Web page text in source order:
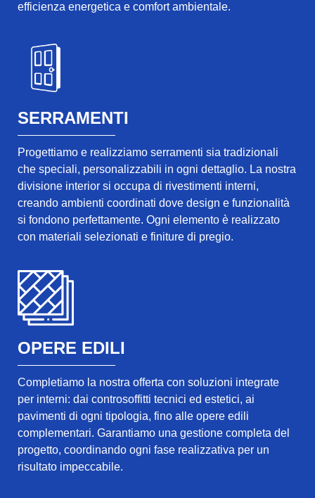
efficienza energetica e comfort ambientale.
SERRAMENTI
Progettiamo e realizziamo serramenti sia tradizionali
che speciali, personalizzabili in ogni dettaglio. La nostra
divisione interior si occupa di rivestimenti interni,
creando ambienti coordinati dove design e funzionalità
si fondono perfettamente. Ogni elemento è realizzato
con materiali selezionati e finiture di pregio.
OPERE EDILI
Completiamo la nostra offerta con soluzioni integrate
per interni: dai controsoffitti tecnici ed estetici, ai
pavimenti di ogni tipologia, fino alle opere edili
complementari. Garantiamo una gestione completa del
progetto, coordinando ogni fase realizzativa per un
risultato impeccabile.